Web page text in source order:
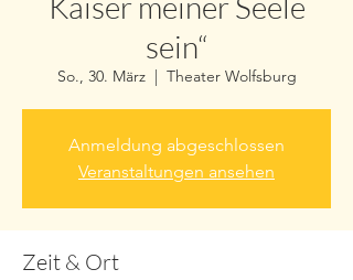
sein“
So., 30. März
  |
Theater Wolfsburg
Anmeldung abgeschlossen
Veranstaltungen ansehen
Zeit & Ort